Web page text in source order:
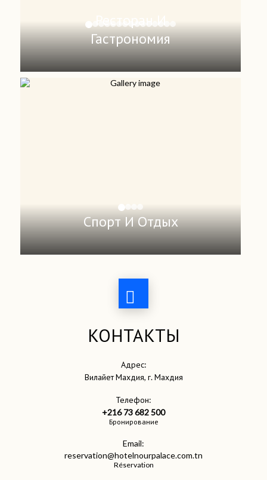
Гастрономия
Спорт И Отдых
КОНТАКТЫ
Адрес:
Вилайет Махдия, г. Махдия
Телефон:
+216 73 682 500
Бронирование
Email:
reservation@hotelnourpalace.com.tn
Réservation